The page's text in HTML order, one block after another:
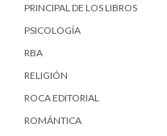
PRINCIPAL DE LOS LIBROS
PSICOLOGÍA
RBA
RELIGIÓN
ROCA EDITORIAL
ROMÁNTICA